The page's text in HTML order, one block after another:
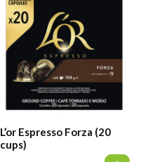
L’or Espresso Forza (20
cups)